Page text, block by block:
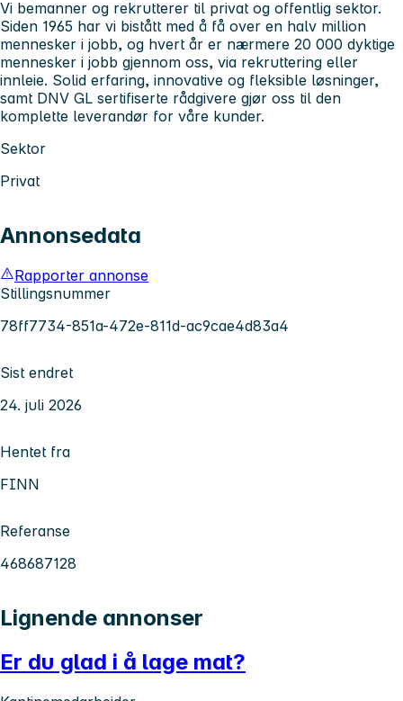
Vi bemanner og rekrutterer til privat og offentlig sektor.
Siden 1965 har vi bistått med å få over en halv million
mennesker i jobb, og hvert år er nærmere 20 000 dyktige
mennesker i jobb gjennom oss, via rekruttering eller
innleie. Solid erfaring, innovative og fleksible løsninger,
samt DNV GL sertifiserte rådgivere gjør oss til den
komplette leverandør for våre kunder.
Sektor
Privat
Annonsedata
Rapporter annonse
Stillingsnummer
78ff7734-851a-472e-811d-ac9cae4d83a4
Sist endret
24. juli 2026
Hentet fra
FINN
Referanse
468687128
Lignende annonser
Er du glad i å lage mat?